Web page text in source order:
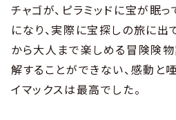
チャゴが、ピラミッドに宝が眠
になり、実際に宝探しの旅に出
から大人まで楽しめる冒険険
解することができない、感動と
イマックスは最高でした。